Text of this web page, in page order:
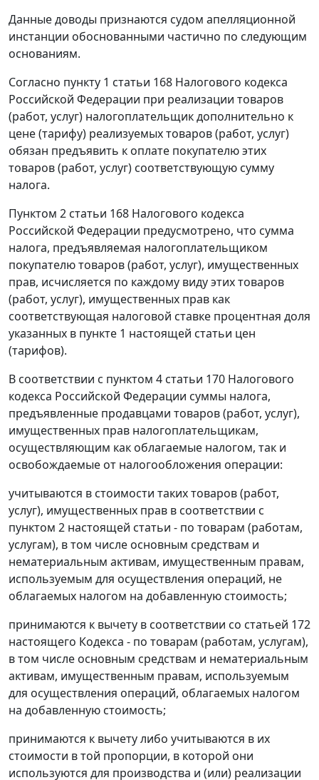
Данные доводы признаются судом апелляционной
инстанции обоснованными частично по следующим
основаниям.
Согласно пункту 1 статьи 168 Налогового кодекса
Российской Федерации при реализации товаров
(работ, услуг) налогоплательщик дополнительно к
цене (тарифу) реализуемых товаров (работ, услуг)
обязан предъявить к оплате покупателю этих
товаров (работ, услуг) соответствующую сумму
налога.
Пунктом 2 статьи 168 Налогового кодекса
Российской Федерации предусмотрено, что сумма
налога, предъявляемая налогоплательщиком
покупателю товаров (работ, услуг), имущественных
прав, исчисляется по каждому виду этих товаров
(работ, услуг), имущественных прав как
соответствующая налоговой ставке процентная доля
указанных в пункте 1 настоящей статьи цен
(тарифов).
В соответствии с пунктом 4 статьи 170 Налогового
кодекса Российской Федерации суммы налога,
предъявленные продавцами товаров (работ, услуг),
имущественных прав налогоплательщикам,
осуществляющим как облагаемые налогом, так и
освобождаемые от налогообложения операции:
учитываются в стоимости таких товаров (работ,
услуг), имущественных прав в соответствии с
пунктом 2 настоящей статьи - по товарам (работам,
услугам), в том числе основным средствам и
нематериальным активам, имущественным правам,
используемым для осуществления операций, не
облагаемых налогом на добавленную стоимость;
принимаются к вычету в соответствии со статьей 172
настоящего Кодекса - по товарам (работам, услугам),
в том числе основным средствам и нематериальным
активам, имущественным правам, используемым
для осуществления операций, облагаемых налогом
на добавленную стоимость;
принимаются к вычету либо учитываются в их
стоимости в той пропорции, в которой они
используются для производства и (или) реализации